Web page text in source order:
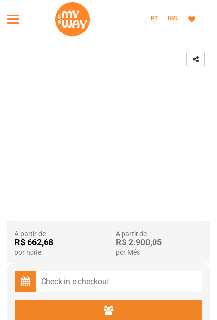
PT BRL
A partir de
R$ 662,68
por noite
A partir de
R$ 2.900,05
por Mês